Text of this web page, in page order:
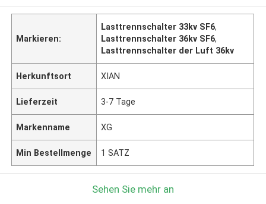
Markieren:
Lasttrennschalter 33kv SF6,
Lasttrennschalter 36kv SF6,
Lasttrennschalter der Luft 36kv
Herkunftsort XIAN
Lieferzeit 3-7 Tage
Markenname XG
Min Bestellmenge 1 SATZ
Sehen Sie mehr an